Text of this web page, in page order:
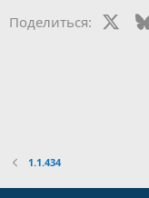
и
Поделиться:
1.1.434